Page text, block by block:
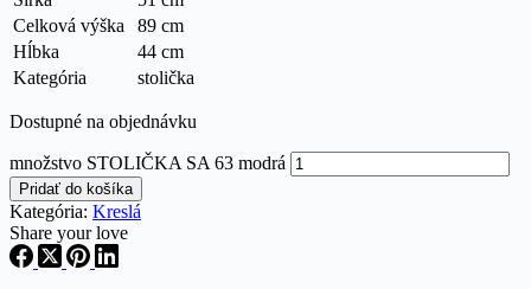
Celková výška
89 cm
Hĺbka
44 cm
Kategória
stolička
Dostupné na objednávku
množstvo STOLIČKA SA 63 modrá
Pridať do košíka
Kategória: Kreslá
Share your love